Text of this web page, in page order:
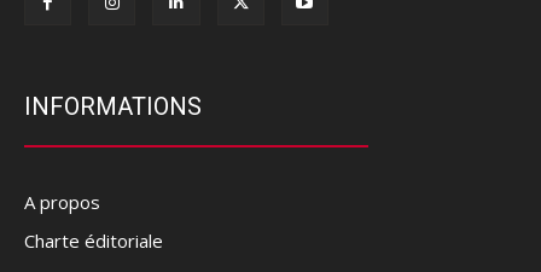
INFORMATIONS
A propos
Charte éditoriale